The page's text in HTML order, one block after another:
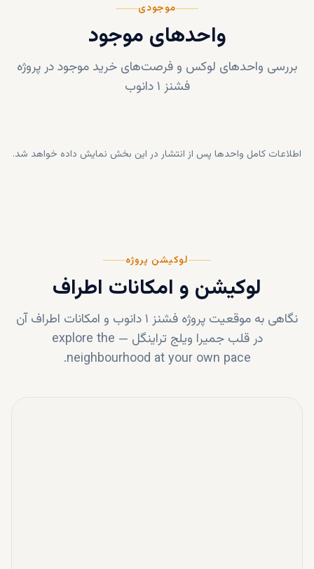
موجودی
واحدهای موجود
بررسی واحدهای لوکس و فرصت‌های خرید موجود در پروژه
فشنز ۱ دانوب
اطلاعات کامل واحدها پس از انتشار در این بخش نمایش داده خواهد شد.
لوکیشن پروژه
لوکیشن و امکانات اطراف
نگاهی به موقعیت پروژه فشنز ۱ دانوب
و امکانات اطراف آن
در قلب جمیرا ویلج تراینگل —
explore the
neighbourhood at your own pace.